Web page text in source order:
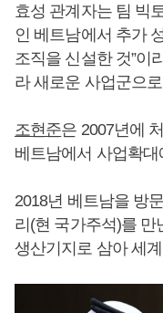
효성 관계자는 팀 빅
인 베트남에서 추가
조직을 신설한 것”이
라 새로운 사업군으
조현준은 2007년에
베트남에서 사업확
2018년 베트남을 방
리(현 국가주석)를 만
생산기지로 삼아 세